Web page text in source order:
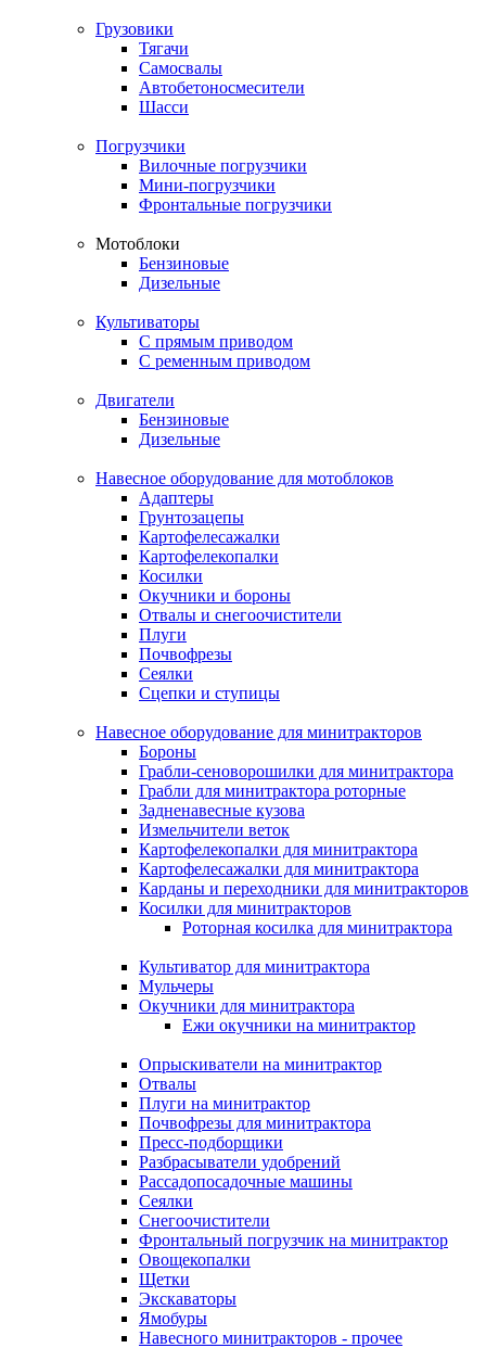
Грузовики
Тягачи
Самосвалы
Автобетоносмесители
Шасси
Погрузчики
Вилочные погрузчики
Мини-погрузчики
Фронтальные погрузчики
Мотоблоки
Бензиновые
Дизельные
Культиваторы
С прямым приводом
С ременным приводом
Двигатели
Бензиновые
Дизельные
Навесное оборудование для мотоблоков
Адаптеры
Грунтозацепы
Картофелесажалки
Картофелекопалки
Косилки
Окучники и бороны
Отвалы и снегоочистители
Плуги
Почвофрезы
Сеялки
Сцепки и ступицы
Навесное оборудование для минитракторов
Бороны
Грабли-сеноворошилки для минитрактора
Грабли для минитрактора роторные
Задненавесные кузова
Измельчители веток
Картофелекопалки для минитрактора
Картофелесажалки для минитрактора
Карданы и переходники для минитракторов
Косилки для минитракторов
Роторная косилка для минитрактора
Культиватор для минитрактора
Мульчеры
Окучники для минитрактора
Ежи окучники на минитрактор
Опрыскиватели на минитрактор
Отвалы
Плуги на минитрактор
Почвофрезы для минитрактора
Пресс-подборщики
Разбрасыватели удобрений
Рассадопосадочные машины
Сеялки
Снегоочистители
Фронтальный погрузчик на минитрактор
Овощекопалки
Щетки
Экскаваторы
Ямобуры
Навесного минитракторов - прочее